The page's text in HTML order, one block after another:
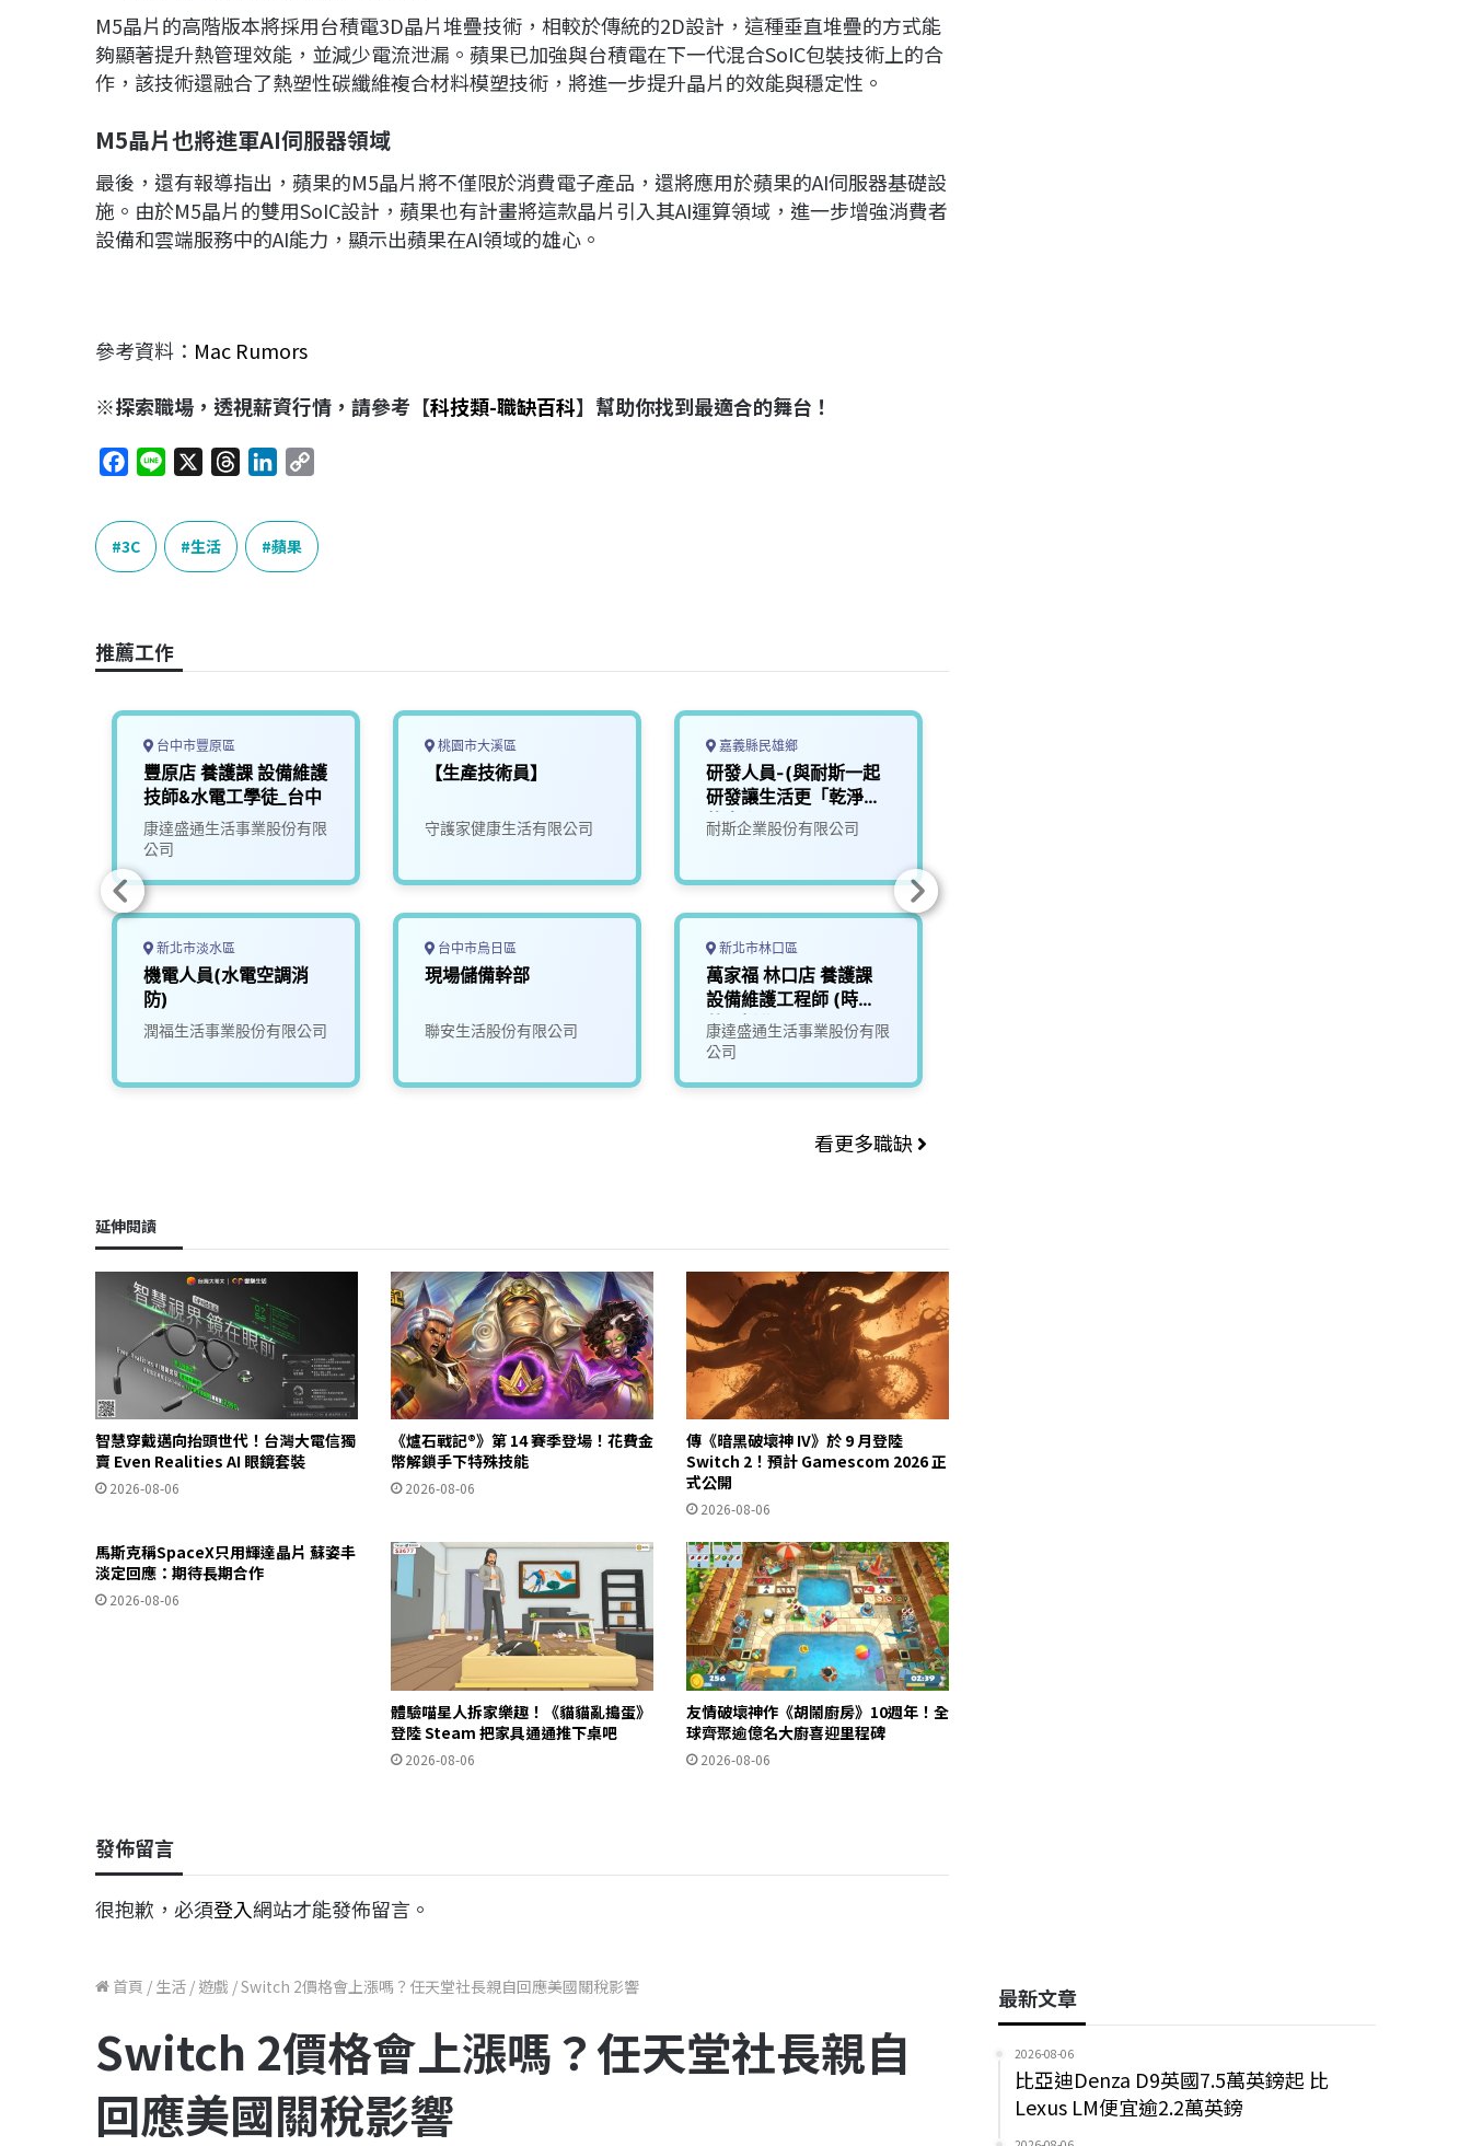
M5晶片的高階版本將採用台積電3D晶片堆疊技術，相較於傳統的2D設計，這種垂直堆疊的方式能
夠顯著提升熱管理效能，並減少電流泄漏。蘋果已加強與台積電在下一代混合SoIC包裝技術上的合
作，該技術還融合了熱塑性碳纖維複合材料模塑技術，將進一步提升晶片的效能與穩定性。
M5晶片也將進軍AI伺服器領域
最後，還有報導指出，蘋果的M5晶片將不僅限於消費電子產品，還將應用於蘋果的AI伺服器基礎設
施。由於M5晶片的雙用SoIC設計，蘋果也有計畫將這款晶片引入其AI運算領域，進一步增強消費者
設備和雲端服務中的AI能力，顯示出蘋果在AI領域的雄心。
參考資料： Mac Rumors
※探索職場，透視薪資行情，請參考【科技類-職缺百科】幫助你找到最適合的舞台！
c
e
b
k
e
e
n
k
e
y
3C 生活 蘋果
推薦工作
台中市豐原區
豐原店 養護課 設備維護
技師&水電工學徒_台中
康達盛通生活事業股份有限
公司
新北市淡水區
機電人員(水電空調消
防)
潤福生活事業股份有限公司
桃園市大溪區
【生產技術員】
守護家健康生活有限公司
台中市烏日區
現場儲備幹部
聯安生活股份有限公司
嘉義縣民雄鄉
研發人員-(與耐斯一起
研發讓生活更「乾淨」
的未來)2
耐斯企業股份有限公司
新北市林口區
萬家福 林口店 養護課
設備維護工程師 (時
薪)_新北
康達盛通生活事業股份有限
公司
看更多職缺
延伸閱讀
智慧穿戴邁向抬頭世代！台灣大電信獨
賣 Even Realities AI 眼鏡套裝
2026-08-06
《爐石戰記®》第 14 賽季登場！花費金
幣解鎖手下特殊技能
2026-08-06
傳《暗黑破壞神 IV》於 9 月登陸
Switch 2！預計 Gamescom 2026 正
式公開
2026-08-06
馬斯克稱SpaceX只用輝達晶片 蘇姿丰
淡定回應：期待長期合作
2026-08-06
體驗喵星人拆家樂趣！《貓貓亂搗蛋》
登陸 Steam 把家具通通推下桌吧
2026-08-06
友情破壞神作《胡鬧廚房》10週年！全
球齊聚逾億名大廚喜迎里程碑
2026-08-06
發佈留言
很抱歉，必須登入網站才能發佈留言。